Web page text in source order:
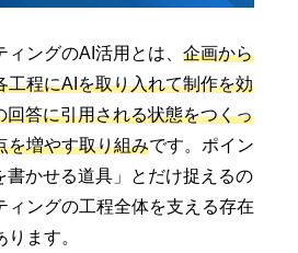
ングのAI活用とは、 企画から
工程にAIを取り入れて制作を効
回答に引用される状態をつくっ
を増やす取り組みです。ポイン
書かせる道具」とだけ捉えるの
ィングの工程全体を支える存在
ます。